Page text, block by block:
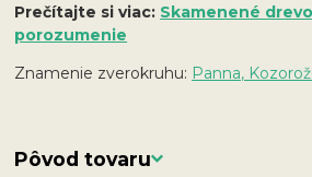
Prečítajte si viac: Skamenené
porozumenie
Znamenie zverokruhu: Panna,
Pôvod tovaru